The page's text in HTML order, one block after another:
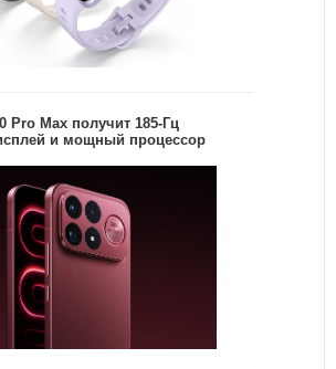
Pro Max получит 185-Гц
и мощный процессор